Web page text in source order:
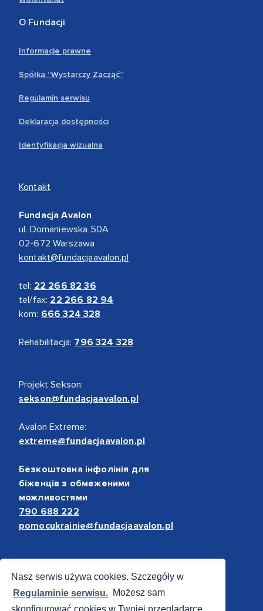
Nasz serwis używa cookies. Szczegóły w
Regulaminie serwisu. Możesz sam
skonfigurować cookies w Twojej przeglądarce.
O Fundacji
Informacje prawne
Spółka “Wystarczy Zacząć”
Regulamin serwisu
Deklaracja dostępności
Identyfikacja wizualna
Kontakt
Fundacja Avalon
ul. Domaniewska 50A
02-672 Warszawa
kontakt@fundacjaavalon.pl
tel: 22 266 82 36
tel/fax: 22 266 82 94
kom: 666 324 328
Rehabilitacja: 796 324 328
Projekt Sekson:
sekson@fundacjaavalon.pl
Avalon Extreme:
extreme@fundacjaavalon.pl
Безкоштовна інфолінія для
біженців з обмеженими
можливостями
790 688 222
pomocukrainie@fundacjaavalon.pl
Bezpieczne płatności